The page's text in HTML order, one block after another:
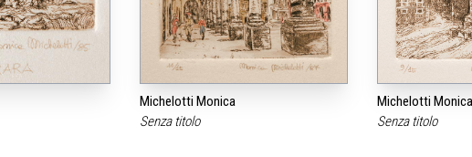
Michelotti Monica
Senza titolo
Michelotti Monica
Senza titolo